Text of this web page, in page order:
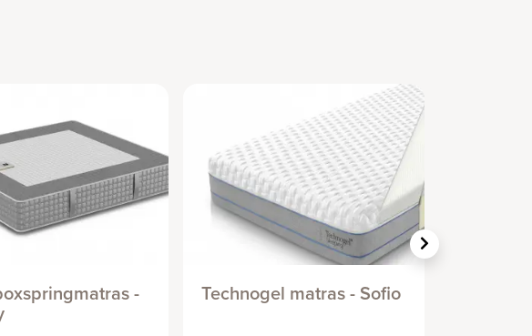
- Technogel matras - Sofio